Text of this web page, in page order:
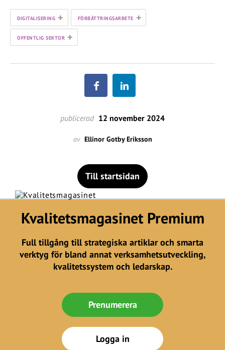
DIGITALISERING + FÖRBÄTTRINGSARBETE +
OFFENTLIG SEKTOR +
publicerad 12 november 2024
av Ellinor Gotby Eriksson
Till startsidan
Kvalitetsmagasinet Premium
Full tillgång till strategiska artiklar och smarta
verktyg för bland annat verksamhetsutveckling,
kvalitetssystem och ledarskap.
Prenumerera
Logga in